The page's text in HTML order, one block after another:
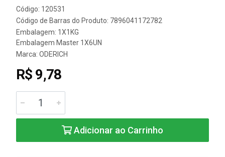
Código: 120531
Código de Barras do Produto: 7896041172782
Embalagem: 1X1KG
Embalagem Master 1X6UN
Marca: ODERICH
R$ 9,78
Adicionar ao Carrinho